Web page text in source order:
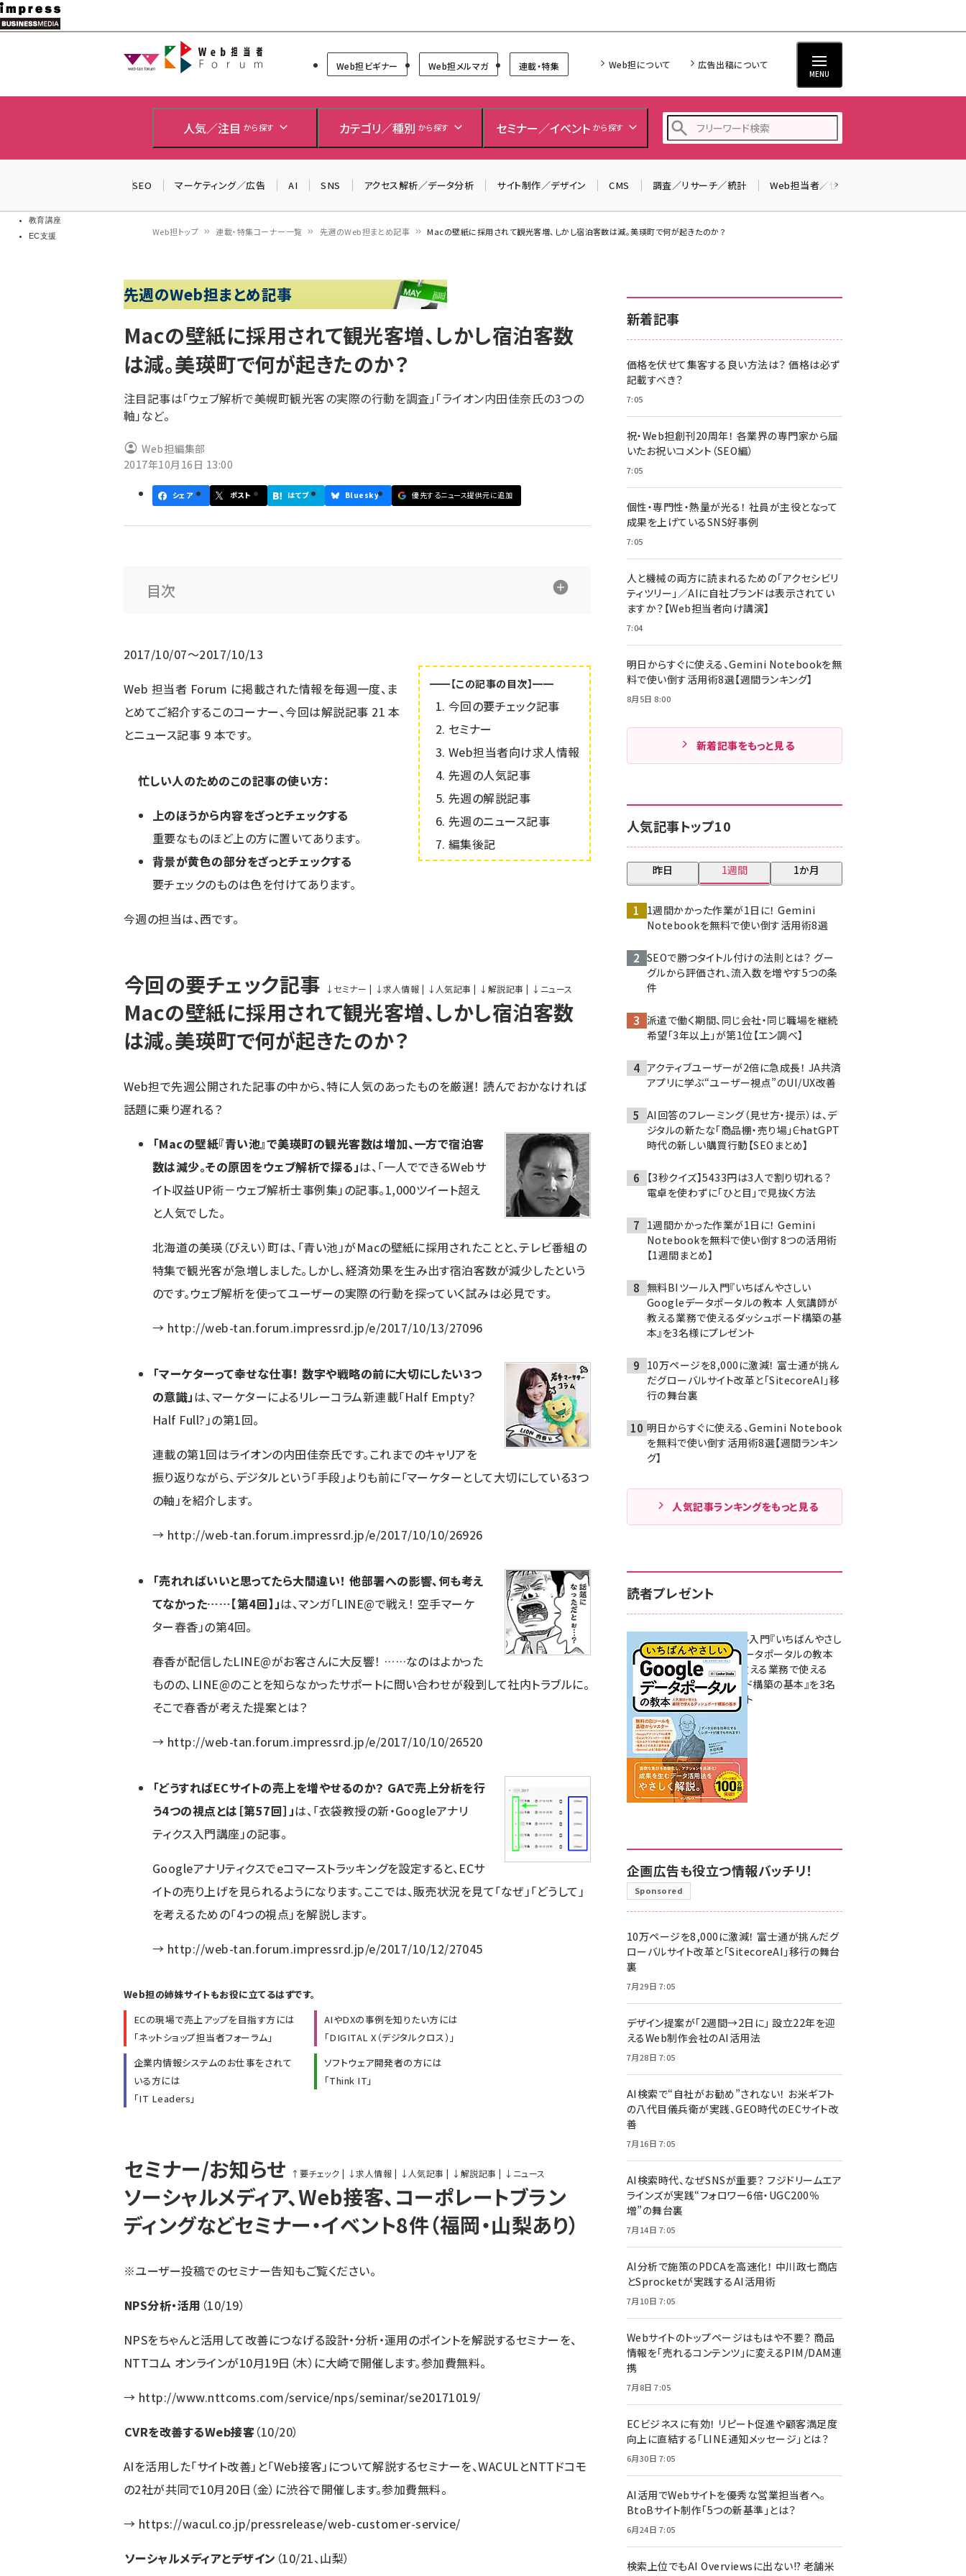
メ
イ
教育講座
EC支援
Web担当者Forum
Web担ビギナー Web担メルマガ 連載・特集 Web担について 広告出稿について
MENU
人気／注目 から探す カテゴリ／種別 から探す セミナー／イベント から探す
z世代 (1617)
meo (1274)
SEO マーケティング／広告 AI SNS アクセス解析／データ分析 サイト制作／デザイン CMS 調査／リサーチ／統計 Web担当者／仕事
ン
く
ず
Web担トップ 連載・特集コーナー一覧 先週のWeb担まとめ記事 Macの壁紙に採用されて観光客増、しかし宿泊客数は減。美瑛町で何が起きたのか？
先週のWeb担まとめ記事
Macの壁紙に採用されて観光客増、しかし宿泊客数
は減。美瑛町で何が起きたのか？
注目記事は「ウェブ解析で美幌町観光客の実際の行動を調査」「ライオン内田佳奈氏の3つの
軸」など。
Web担編集部
2017年10月16日 13:00
シェア ポスト はてブ Bluesky 優先するニュース提供元に追加
目次
2017/10/07～2017/10/13
━━【この記事の目次】━━
今回の要チェック記事
セミナー
Web担当者向け求人情報
先週の人気記事
先週の解説記事
先週のニュース記事
編集後記
Web 担当者 Forum に掲載された情報を毎週一度、ま
とめてご紹介するこのコーナー、今回は解説記事 21 本
とニュース記事 9 本です。
忙しい人のためのこの記事の使い方：
上のほうから内容をざっとチェックする
重要なものほど上の方に置いてあります。
背景が黄色の部分をざっとチェックする
要チェックのものは色を付けてあります。
今週の担当は、西です。
今回の要チェック記事 ↓ セミナー | ↓求人情報 | ↓ 人気記事 | ↓ 解説記事 | ↓ ニュース
Macの壁紙に採用されて観光客増、しかし宿泊客数
は減。美瑛町で何が起きたのか？
Web担で先週公開された記事の中から、特に人気のあったものを厳選！ 読んでおかなければ
話題に乗り遅れる？
「Macの壁紙『青い池』で美瑛町の観光客数は増加、一方で宿泊客
数は減少。その原因をウェブ解析で探る」は、「一人でできるWebサ
イト収益UP術－ウェブ解析士事例集」の記事。1,000ツイート超え
と人気でした。
北海道の美瑛（びえい）町は、「青い池」がMacの壁紙に採用されたことと、テレビ番組の
特集で観光客が急増しました。しかし、経済効果を生み出す宿泊客数が減少したという
のです。ウェブ解析を使ってユーザーの実際の行動を探っていく試みは必見です。
→ http://web-tan.forum.impressrd.jp/e/2017/10/13/27096
「マーケターって幸せな仕事！ 数字や戦略の前に大切にしたい3つ
の意識」は、マーケターによるリレーコラム新連載「Half Empty?
Half Full?」の第1回。
連載の第1回はライオンの内田佳奈氏です。これまでのキャリアを
振り返りながら、デジタルという「手段」よりも前に「マーケターとして大切にしている3つ
の軸」を紹介します。
→ http://web-tan.forum.impressrd.jp/e/2017/10/10/26926
「売れればいいと思ってたら大間違い！ 他部署への影響、何も考え
てなかった……【第4回】」は、マンガ「LINE@で戦え！ 空手マーケ
ター春香」の第4回。
春香が配信したLINE@がお客さんに大反響！ ……なのはよかった
ものの、LINE@のことを知らなかったサポートに問い合わせが殺到して社内トラブルに。
そこで春香が考えた提案とは？
→ http://web-tan.forum.impressrd.jp/e/2017/10/10/26520
「どうすればECサイトの売上を増やせるのか？ GAで売上分析を行
う4つの視点とは［第57回］」は、「衣袋教授の新・Googleアナリ
ティクス入門講座」の記事。
Googleアナリティクスでeコマーストラッキングを設定すると、ECサ
イトの売り上げを見られるようになります。ここでは、販売状況を見て「なぜ」「どうして」
を考えるための「4つの視点」を解説します。
→ http://web-tan.forum.impressrd.jp/e/2017/10/12/27045
Web担の姉妹サイトもお役に立てるはずです。
ECの現場で売上アップを目指す方には
「ネットショップ担当者フォーラム 」
AIやDXの事例を知りたい方には
「DIGITAL X（デジタルクロス） 」
企業内情報システムのお仕事をされて
いる方には
「IT Leaders 」
ソフトウェア開発者の方には
「Think IT 」
セミナー/お知らせ ↑ 要チェック | ↓求人情報 | ↓ 人気記事 | ↓ 解説記事 | ↓ ニュース
ソーシャルメディア、Web接客、コーポレートブラン
ディングなどセミナー・イベント8件（福岡・山梨あり）
※ユーザー投稿でのセミナー告知もご覧ください。
NPS分析・活用 （10/19）
NPSをちゃんと活用して改善につなげる設計・分析・運用のポイントを解説するセミナーを、
NTTコム オンラインが10月19日（木）に大崎で開催します。参加費無料。
→ http://www.nttcoms.com/service/nps/seminar/se20171019/
CVRを改善するWeb接客（10/20）
AIを活用した「サイト改善」と「Web接客」について解説するセミナーを、WACULとNTTドコモ
の2社が共同で10月20日（金）に渋谷で開催します。参加費無料。
→ https://wacul.co.jp/pressrelease/web-customer-service/
ソーシャルメディアとデザイン （10/21、山梨）
新着記事
価格を伏せて集客する良い方法は？ 価格は必ず
記載すべき？
7:05
祝・Web担創刊20周年！ 各業界の専門家から届
いたお祝いコメント（SEO編）
7:05
個性・専門性・熱量が光る！ 社員が主役となって
成果を上げているSNS好事例
7:05
人と機械の両方に読まれるための「アクセシビリ
ティツリー」／AIに自社ブランドは表示されてい
ますか？【Web担当者向け講演】
7:04
明日からすぐに使える、Gemini Notebookを無
料で使い倒す活用術8選【週間ランキング】
8月5日 8:00
新着記事をもっと見る
人気記事トップ10
昨日 1週間 1か月
1週間かかった作業が1日に！ Gemini
Notebookを無料で使い倒す活用術8選
SEOで勝つタイトル付けの法則とは？ グー
グルから評価され、流入数を増やす5つの条
件
派遣で働く期間、同じ会社・同じ職場を継続
希望「3年以上」が第1位【エン調べ】
アクティブユーザーが2倍に急成長！ JA共済
アプリに学ぶ“ユーザー視点”のUI/UX改善
AI回答のフレーミング（見せ方・提示）は、デ
ジタルの新たな「商品棚・売り場」――ChatGPT
時代の新しい購買行動【SEOまとめ】
【3秒クイズ】5433円は3人で割り切れる？
電卓を使わずに「ひと目」で見抜く方法
1週間かかった作業が1日に！ Gemini
Notebookを無料で使い倒す8つの活用術
【1週間まとめ】
無料BIツール入門『いちばんやさしい
Googleデータポータルの教本 人気講師が
教える業務で使えるダッシュボード構築の基
本』を3名様にプレゼント
10万ページを8,000に激減！ 富士通が挑ん
だグローバルサイト改革と「SitecoreAI」移
行の舞台裏
明日からすぐに使える、Gemini Notebook
を無料で使い倒す活用術8選【週間ランキン
グ】
人気記事ランキングをもっと見る
読者プレゼント
無料BIツール入門『いちばんやさし
いGoogleデータポータルの教本
人気講師が教える業務で使える
ダッシュボード構築の基本』を3名
様にプレゼント
7月31日 10:00
企画広告も役立つ情報バッチリ！
Sponsored
10万ページを8,000に激減！ 富士通が挑んだグ
ローバルサイト改革と「SitecoreAI」移行の舞台
裏
7月29日 7:05
デザイン提案が「2週間→2日に」 設立22年を迎
えるWeb制作会社のAI活用法
7月28日 7:05
AI検索で“自社がお勧め”されない！ お米ギフト
の八代目儀兵衛が実践、GEO時代のECサイト改
善
7月16日 7:05
AI検索時代、なぜSNSが重要？ フジドリームエア
ラインズが実践“フォロワー6倍・UGC200％
増”の舞台裏
7月14日 7:05
AI分析で施策のPDCAを高速化！ 中川政七商店
とSprocketが実践するAI活用術
7月10日 7:05
Webサイトのトップページはもはや不要？ 商品
情報を「売れるコンテンツ」に変えるPIM/DAM連
携
7月8日 7:05
ECビジネスに有効！ リピート促進や顧客満足度
向上に直結する「LINE通知メッセージ」とは？
6月30日 7:05
AI活用でWebサイトを優秀な営業担当者へ。
BtoBサイト制作「5つの新基準」とは？
6月24日 7:05
検索上位でもAI Overviewsに出ない!? 老舗米
＼ 読者アンケートにご協力ください ／
▼アンケートページはこちらから▼